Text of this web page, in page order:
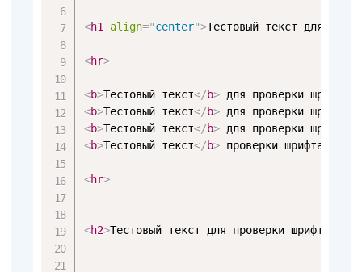
<h1 align="center">Тестовый текст для
<hr>
<b>Тестовый текст</b> для проверки шрифта.
<b>Тестовый текст</b> для проверки шрифта.
<b>Тестовый текст</b> для проверки шрифта.
<b>Тестовый текст</b> проверки шрифта.
<hr>
<h2>Тестовый текст для проверки шрифта.